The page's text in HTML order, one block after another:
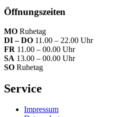
Öffnungszeiten
MO Ruhetag
DI – DO 11.00 – 22.00 Uhr
FR 11.00 – 00.00 Uhr
SA 13.00 – 00.00 Uhr
SO Ruhetag
Service
Impressum